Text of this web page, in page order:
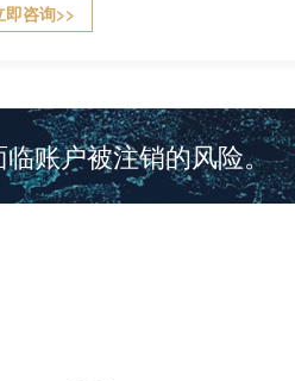
即咨询>>
账户被注销的风险。